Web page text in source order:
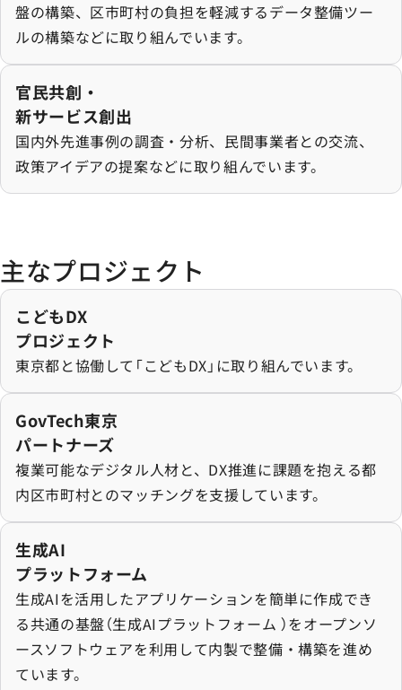
盤の構築、区市町村の負担を軽減するデータ整備ツー
ルの構築などに取り組んでいます。
官民共創・
新サービス創出
国内外先進事例の調査・分析、民間事業者との交流、
政策アイデアの提案などに取り組んでいます。
官民共創・新サービス創出の詳細を見る
主なプロジェクト
こどもDX
プロジェクト
東京都と協働して「こどもDX」に取り組んでいます。
こどもDXプロジェクトの詳細を見る
GovTech東京
パートナーズ
複業可能なデジタル人材と、DX推進に課題を抱える都
内区市町村とのマッチングを支援しています。
GovTech東京パートナーズの詳細を見る
生成AI
プラットフォーム
生成AIを活用したアプリケーションを簡単に作成でき
る共通の基盤（生成AIプラットフォーム ）をオープンソ
ースソフトウェアを利用して内製で整備・構築を進め
ています。
生成AIプラットフォームの詳細を見る